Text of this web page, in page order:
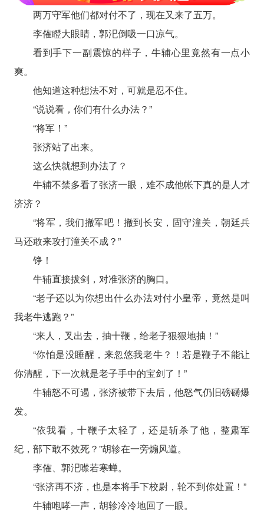
两万守军他们都对付不了，现在又来了五万。
李傕瞪大眼睛，郭汜倒吸一口凉气。
看到手下一副震惊的样子，牛辅心里竟然有一点小
爽。
他知道这种想法不对，可就是忍不住。
“说说看，你们有什么办法？”
“将军！”
张济站了出来。
这么快就想到办法了？
牛辅不禁多看了张济一眼，难不成他帐下真的是人才
济济？
“将军，我们撤军吧！撤到长安，固守潼关，朝廷兵
马还敢来攻打潼关不成？”
铮！
牛辅直接拔剑，对准张济的胸口。
“老子还以为你想出什么办法对付小皇帝，竟然是叫
我老牛逃跑？”
“来人，叉出去，抽十鞭，给老子狠狠地抽！”
“你怕是没睡醒，来忽悠我老牛？！若是鞭子不能让
你清醒，下一次就是老子手中的宝剑了！”
牛辅怒不可遏，张济被带下去后，他怒气仍旧磅礴爆
发。
“依我看，十鞭子太轻了，还是斩杀了他，整肃军
纪，部下敢不效死？”胡轸在一旁煽风道。
李傕、郭汜噤若寒蝉。
“张济再不济，也是本将手下校尉，轮不到你处置！”
牛辅咆哮一声，胡轸冷冷地回了一眼。